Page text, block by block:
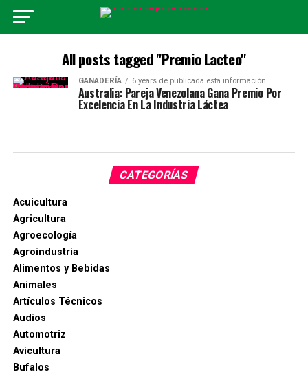
All posts tagged "Premio Lacteo"
GANADERÍA 6 years de publicada esta información...
Australia: Pareja Venezolana Gana Premio Por
Excelencia En La Industria Láctea
CATEGORÍAS
Acuicultura
Agricultura
Agroecología
Agroindustria
Alimentos y Bebidas
Animales
Artículos Técnicos
Audios
Automotriz
Avicultura
Bufalos